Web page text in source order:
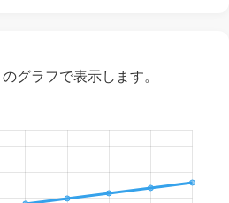
グラフで表示します。